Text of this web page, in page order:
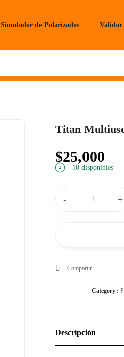
Simulador de Polarizados Validar
Titan
$25,000
10 disponibles
- +
Compartir
Category :
Descripción